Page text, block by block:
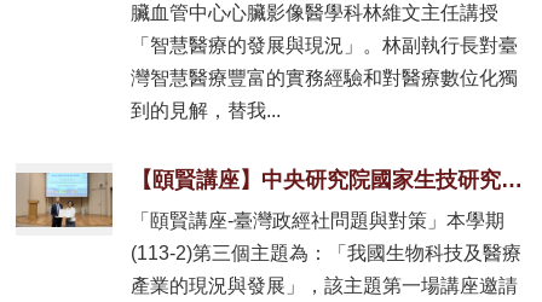
臟血管中心心臟影像醫學科林維文主任講授
「智慧醫療的發展與現況」。林副執行長對臺
灣智慧醫療豐富的實務經驗和對醫療數位化獨
到的見解，替我...
【頤賢講座】中央研究院國家生技研究園區生醫轉譯研究中心吳漢忠主任: 「全球及臺灣生醫產業與科技的發展」-2025.05.15
「頤賢講座-臺灣政經社問題與對策」本學期
(113-2)第三個主題為：「我國生物科技及醫療
產業的現況與發展」，該主題第一場講座邀請